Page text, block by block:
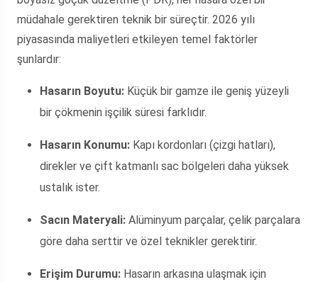
müdahale gerektiren teknik bir süreçtir. 2026 yılı
piyasasında maliyetleri etkileyen temel faktörler
şunlardır:
Hasarın Boyutu: Küçük bir gamze ile geniş yüzeyli
bir çökmenin işçilik süresi farklıdır.
Hasarın Konumu: Kapı kordonları (çizgi hatları),
direkler ve çift katmanlı sac bölgeleri daha yüksek
ustalık ister.
Sacın Materyali: Alüminyum parçalar, çelik parçalara
göre daha serttir ve özel teknikler gerektirir.
Erişim Durumu: Hasarın arkasına ulaşmak için